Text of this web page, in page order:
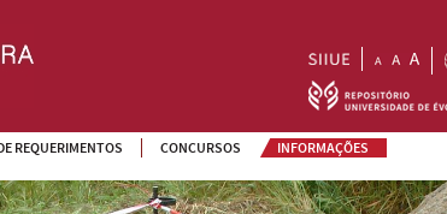
REQUERIMENTOS CONCURSOS INFORMAÇÕES